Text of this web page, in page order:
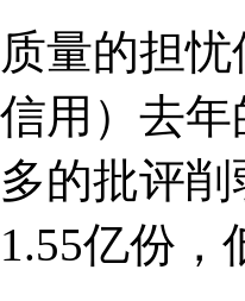
的担忧
用）去
的批评
亿份，